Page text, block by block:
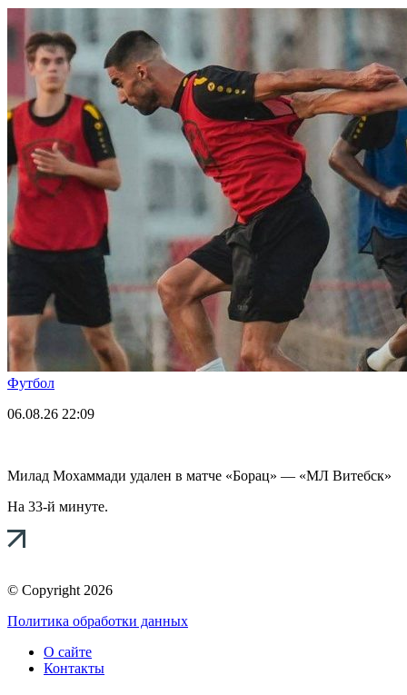
Футбол
06.08.26 22:09
Милад Мохаммади удален в матче «Борац» — «МЛ Витебск»
На 33-й минуте.
© Copyright 2026
Политика обработки данных
О сайте
Контакты